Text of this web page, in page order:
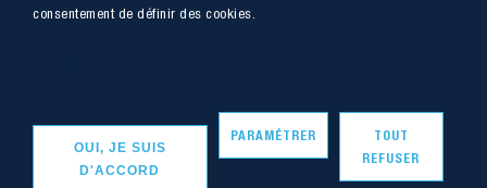
consentement de définir des cookies.
OUI, JE SUIS
D'ACCORD
PARAMÉTRER
TOUT
REFUSER